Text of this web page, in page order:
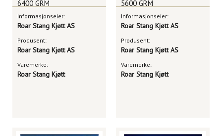
6400 GRM
Informasjonseier:
Roar Stang Kjøtt AS
Produsent:
Roar Stang Kjøtt AS
Varemerke:
Roar Stang Kjøtt
5600 GRM
Informasjonseier:
Roar Stang Kjøtt AS
Produsent:
Roar Stang Kjøtt AS
Varemerke:
Roar Stang Kjøtt